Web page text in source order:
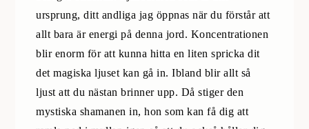
ursprung, ditt andliga jag öppnas när du förstår att
allt bara är energi på denna jord. Koncentrationen
blir enorm för att kunna hitta en liten spricka dit
det magiska ljuset kan gå in. Ibland blir allt så
ljust att du nästan brinner upp. Då stiger den
mystiska shamanen in, hon som kan få dig att